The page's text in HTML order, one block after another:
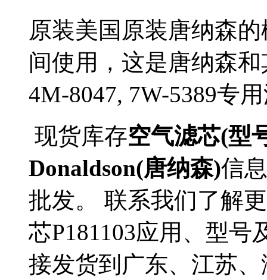
原装美国原装唐纳森
间使用，这是唐纳森
4M-8047, 7W-5389专
现货库存空气滤芯(型
Donaldson(唐纳森)信
批发。 联系我们了解
芯P181103应用、型号
接发货到广东、江苏